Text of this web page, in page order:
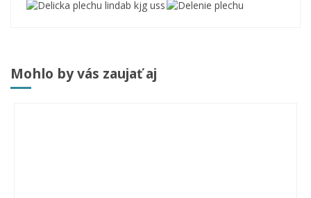
Mohlo by vás zaujať aj